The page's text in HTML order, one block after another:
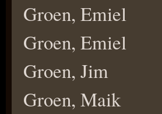
Groen, Emiel
Groen, Emiel
Groen, Jim
Groen, Maik